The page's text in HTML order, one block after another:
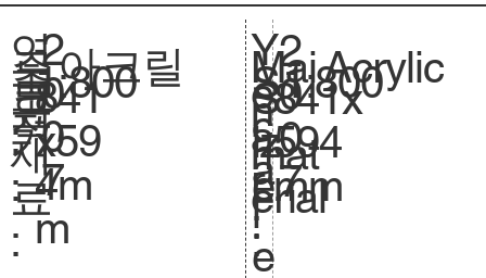
연
도
:
2
0
0
7
주
요
재
료
:
축
척
.
아크릴
1:800
크
기
.
841
x59
4m
m
Y
e
a
r
:
Mai
n
mat
erial
:
S
c
a
l
e
S
iz
e.
2
0
0
7
1:800
841x
594
mm
Acrylic